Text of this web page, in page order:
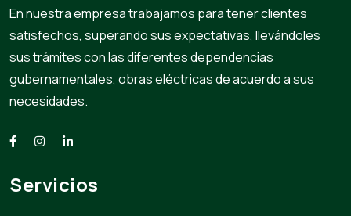
En nuestra empresa trabajamos para tener clientes
satisfechos, superando sus expectativas, llevándoles
sus trámites con las diferentes dependencias
gubernamentales, obras eléctricas de acuerdo a sus
necesidades.
Servicios